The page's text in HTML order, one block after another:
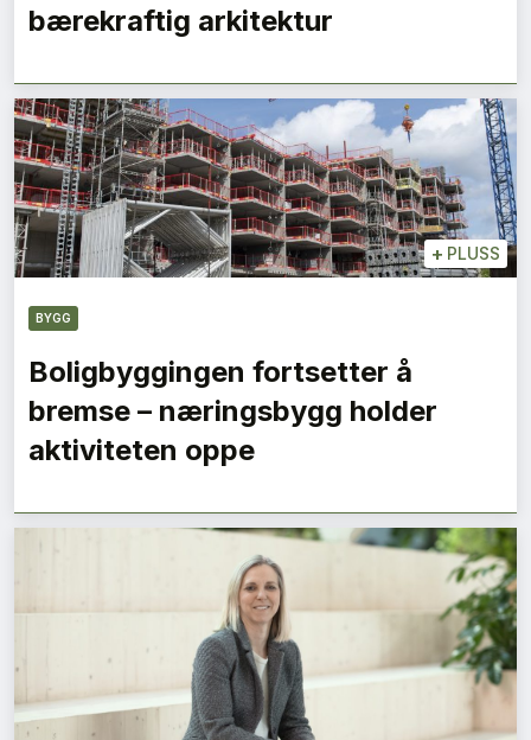
bærekraftig arkitektur
+ PLUSS
BYGG
Boligbyggingen fortsetter å
bremse – næringsbygg holder
aktiviteten oppe